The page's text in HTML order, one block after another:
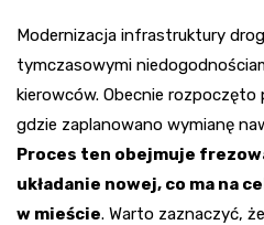
Modernizacja infrastruktury
tymczasowymi
kierowców. Obecnie rozpoczęto
gdzie zaplanowano wymianę
Proces ten obejmuje
układanie nowej, co ma na
w mieście. Warto zaznaczyć,